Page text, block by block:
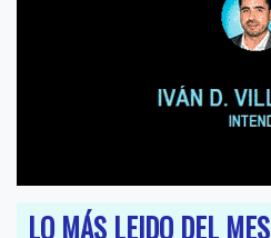
LO MÁS LEIDO DEL MES